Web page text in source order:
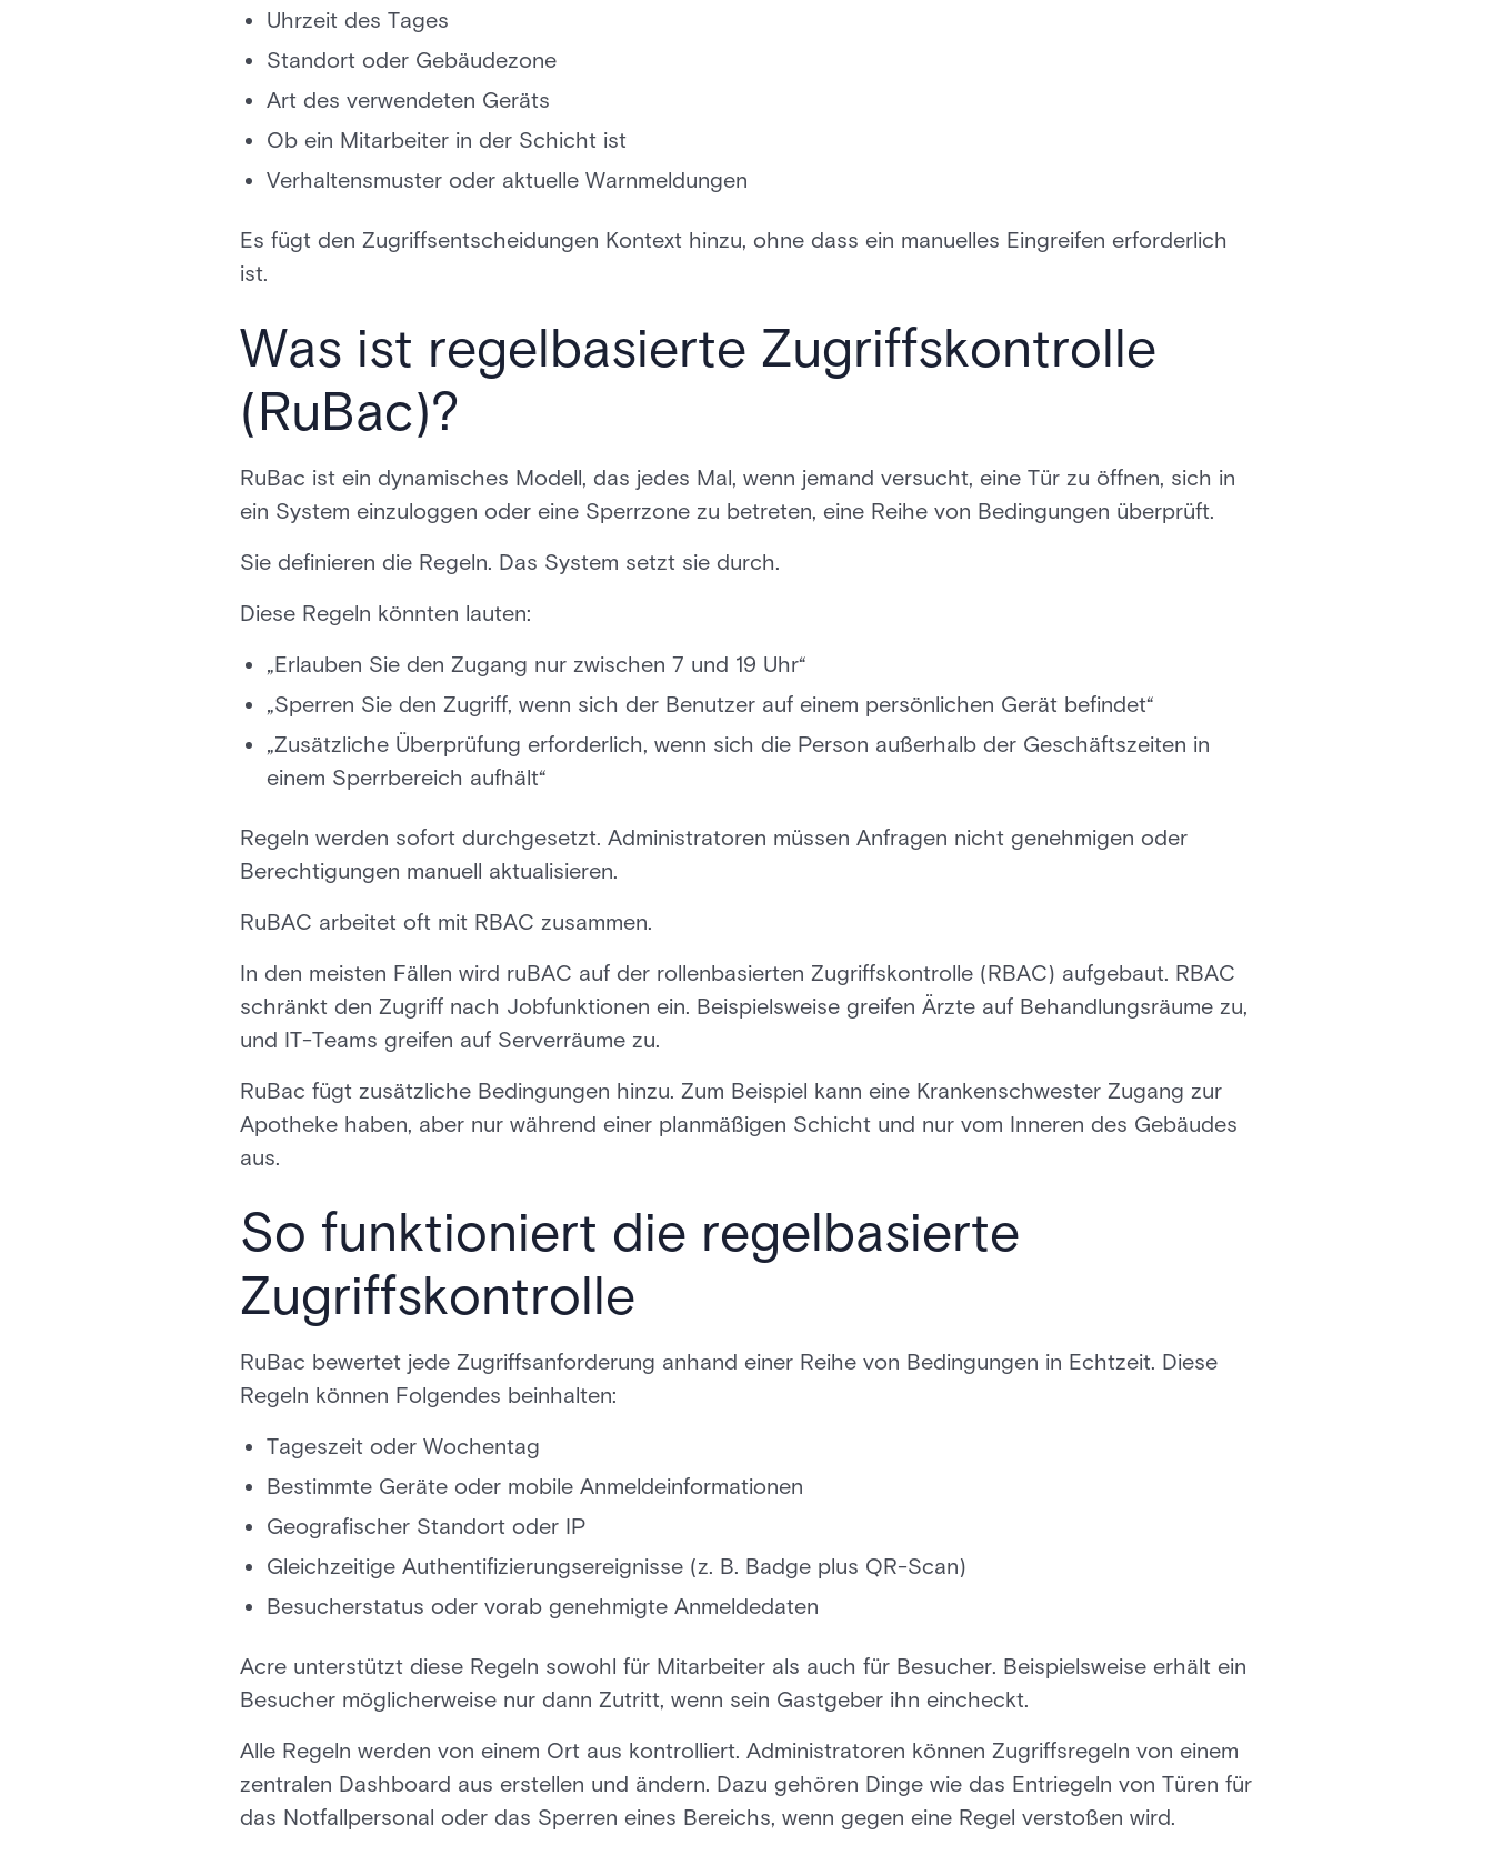
Uhrzeit des Tages
Standort oder Gebäudezone
Art des verwendeten Geräts
Ob ein Mitarbeiter in der Schicht ist
Verhaltensmuster oder aktuelle Warnmeldungen
Es fügt den Zugriffsentscheidungen Kontext hinzu, ohne dass ein manuelles Eingreifen erforderlich
ist.
Was ist regelbasierte Zugriffskontrolle
(RuBac)?
RuBac ist ein dynamisches Modell, das jedes Mal, wenn jemand versucht, eine Tür zu öffnen, sich in
ein System einzuloggen oder eine Sperrzone zu betreten, eine Reihe von Bedingungen überprüft.
Sie definieren die Regeln. Das System setzt sie durch.
Diese Regeln könnten lauten:
„Erlauben Sie den Zugang nur zwischen 7 und 19 Uhr“
„Sperren Sie den Zugriff, wenn sich der Benutzer auf einem persönlichen Gerät befindet“
„Zusätzliche Überprüfung erforderlich, wenn sich die Person außerhalb der Geschäftszeiten in
einem Sperrbereich aufhält“
Regeln werden sofort durchgesetzt. Administratoren müssen Anfragen nicht genehmigen oder
Berechtigungen manuell aktualisieren.
RuBAC arbeitet oft mit RBAC zusammen.
In den meisten Fällen wird ruBAC auf der rollenbasierten Zugriffskontrolle (RBAC) aufgebaut. RBAC
schränkt den Zugriff nach Jobfunktionen ein. Beispielsweise greifen Ärzte auf Behandlungsräume zu,
und IT-Teams greifen auf Serverräume zu.
RuBac fügt zusätzliche Bedingungen hinzu. Zum Beispiel kann eine Krankenschwester Zugang zur
Apotheke haben, aber nur während einer planmäßigen Schicht und nur vom Inneren des Gebäudes
aus.
So funktioniert die regelbasierte
Zugriffskontrolle
RuBac bewertet jede Zugriffsanforderung anhand einer Reihe von Bedingungen in Echtzeit. Diese
Regeln können Folgendes beinhalten:
Tageszeit oder Wochentag
Bestimmte Geräte oder mobile Anmeldeinformationen
Geografischer Standort oder IP
Gleichzeitige Authentifizierungsereignisse (z. B. Badge plus QR-Scan)
Besucherstatus oder vorab genehmigte Anmeldedaten
Acre unterstützt diese Regeln sowohl für Mitarbeiter als auch für Besucher. Beispielsweise erhält ein
Besucher möglicherweise nur dann Zutritt, wenn sein Gastgeber ihn eincheckt.
Alle Regeln werden von einem Ort aus kontrolliert. Administratoren können Zugriffsregeln von einem
zentralen Dashboard aus erstellen und ändern. Dazu gehören Dinge wie das Entriegeln von Türen für
das Notfallpersonal oder das Sperren eines Bereichs, wenn gegen eine Regel verstoßen wird.